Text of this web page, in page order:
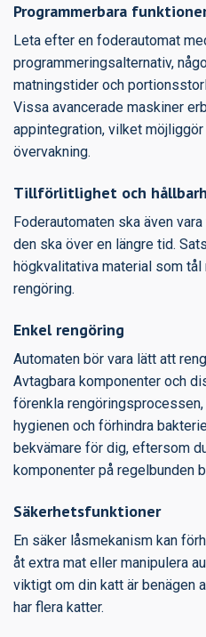
Programmerbara
Leta efter en foderautomat
programmeringsalternativ,
matningstider och
Vissa avancerade maskiner
appintegration, vilket
övervakning.
Tillförlitlighet och
Foderautomaten ska även
den ska över en längre tid.
högkvalitativa material som
rengöring.
Enkel rengöring
Automaten bör vara lätt att
Avtagbara komponenter och
förenkla
hygienen och förhindra
bekvämare för dig, eftersom
komponenter på regelbunden
Säkerhetsfunktioner
En säker låsmekanism kan
åt extra mat eller manipulera
viktigt om din katt är benägen
har flera katter.